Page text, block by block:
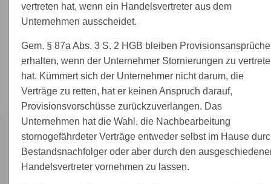
vertreten hat, wenn ein Handelsvertreter aus dem
Unternehmen ausscheidet.
Gem. § 87a Abs. 3 S. 2 HGB bleiben Provisionsansprüche
erhalten, wenn der Unternehmer Stornierungen zu
hat. Kümmert sich der Unternehmer nicht darum, die
Verträge zu retten, hat er keinen Anspruch darauf,
Provisionsvorschüsse zurückzuverlangen. Das
Unternehmen hat die Wahl, die Nachbearbeitung
stornogefährdeter Verträge entweder selbst im Hause
Bestandsnachfolger oder aber durch den
Handelsvertreter vornehmen zu lassen.